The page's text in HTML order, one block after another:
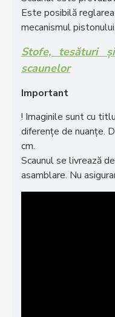
Este posibilă
mecanismul pistonului.
Stofe, tesături
scaunelor
Important
! Imaginile sunt cu
diferențe de nuanțe.
cm.
Scaunul se livrează
asamblare. Nu